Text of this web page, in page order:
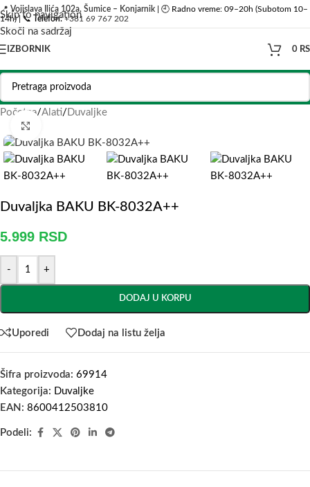
Skip to navigation
Skoči na sadržaj
📍 Vojislava Ilića 102a, Šumice – Konjarnik | 🕘 Radno vreme: 09–20h (Subotom 10–
14h) | 📞 Telefon:+381 69 767 202
IZBORNIK 0
Početna/Alati/ Duvaljke
Duvaljka BAKU BK-8032A++
5.999 RSD
- +
DODAJ U KORPU
Uporedi Dodaj na listu želja
Šifra proizvoda: 69914
Kategorija: Duvaljke
EAN: 8600412503810
Podeli: